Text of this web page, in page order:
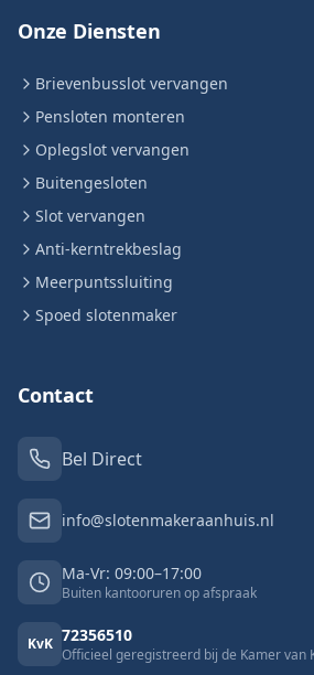
Onze Diensten
Brievenbusslot vervangen
Pensloten monteren
Oplegslot vervangen
Buitengesloten
Slot vervangen
Anti-kerntrekbeslag
Meerpuntssluiting
Spoed slotenmaker
Contact
Bel Direct
info@slotenmakeraanhuis.nl
Ma-Vr: 09:00–17:00
Buiten kantooruren op afspraak
KvK 72356510
Officieel geregistreerd bij de Kamer van